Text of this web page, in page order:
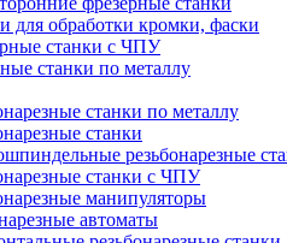
для обработки кромки, фаски
станки с ЧПУ
станки по металлу
станки по металлу
станки
резьбонарезные
станки с ЧПУ
манипуляторы
автоматы